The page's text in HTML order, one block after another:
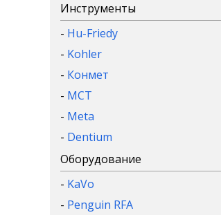
Инструменты
- Hu-Friedy
- Kohler
- Конмет
- MCT
- Meta
- Dentium
Оборудование
- KaVo
- Penguin RFA